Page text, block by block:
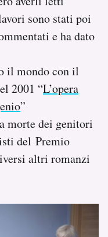
sono stati poi
e ha dato
il mondo con il
2001 “L’opera
”
morte dei genitori
del Premio
altri romanzi